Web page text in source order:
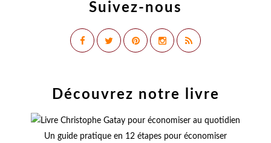
Suivez-nous
Découvrez notre livre
Un guide pratique en 12 étapes pour économiser